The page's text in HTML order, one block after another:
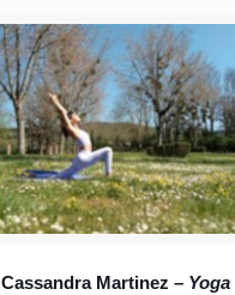
Cassandra Martinez – Yoga